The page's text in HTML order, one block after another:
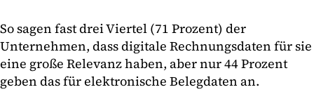
So sagen fast drei Viertel (71 Prozent) der
Unternehmen, dass digitale Rechnungsdaten für sie
eine große Relevanz haben, aber nur 44 Prozent
geben das für elektronische Belegdaten an.